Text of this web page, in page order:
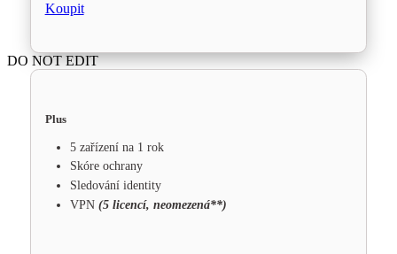
Koupit
DO NOT EDIT
Plus
5 zařízení na 1 rok
Skóre ochrany
Sledování identity
VPN (5 licencí, neomezená**)